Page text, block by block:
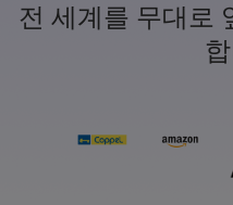
전 세계를 무대로